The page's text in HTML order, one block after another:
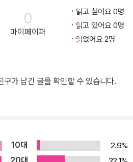
작품 소개세계를 망가뜨리는 재앙 「파
사람들에게 용사로 소환되지만, 무기를
알게 되는 이와타니 나오후미. 소환 직
내 주체할 수 없는 분노와 인간 불신
계를 헤쳐 나가는데──.2019년 1월,
리벤지 판타지 「방패 용사 성공담」의
0
마이페이퍼
읽고 싶어요 0명
읽고 있어요 0명
읽었어요 2명
구가 남긴 글을 확인할 수 있습니다.
10대
2.9%
20대